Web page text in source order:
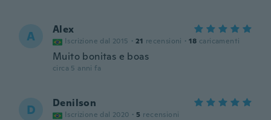
A Alex
Iscrizione dal 2015 · 21 recensioni · 18 caricamenti
Muito bonitas e boas
circa 5 anni fa
D Denilson
Iscrizione dal 2020 · 5 recensioni